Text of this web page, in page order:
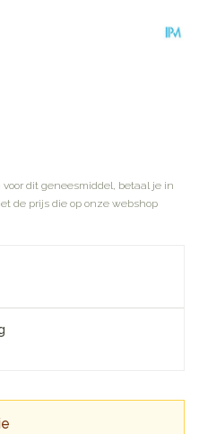
dit geneesmiddel, betaal je in
de prijs die op onze webshop